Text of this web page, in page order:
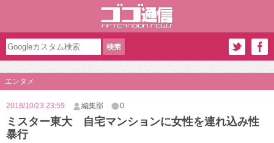
エンタメ
2018/10/23 23:59 編集部 0
ミスター東大 自宅マンションに女性を連れ込み性
暴行